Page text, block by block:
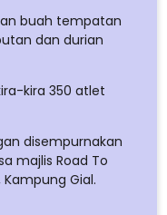
buah tempatan
dan durian
kira 350 atlet
disempurnakan
majlis Road To
Gial.